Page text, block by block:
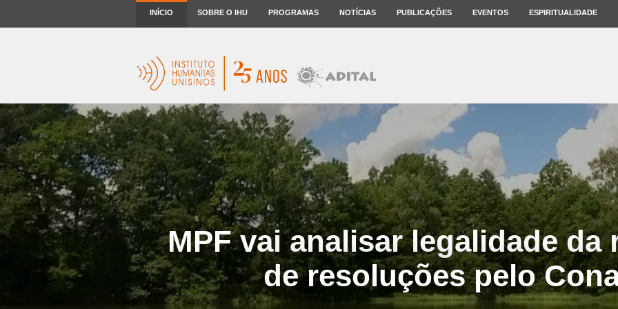
INÍCIO SOBRE O IHU PROGRAMAS NOTÍCIAS PUBLICAÇÕES EVENTOS ESPIRITUALIDADE
MPF vai analisar legalidade da
de resoluções pelo